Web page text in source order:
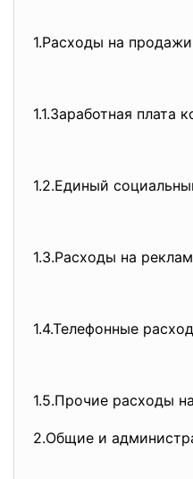
1.Расходы на продажи
1.1.Заработная плата
1.2.Единый
1.3.Расходы на
1.4.Телефонные
1.5.Прочие расходы
2.Общие и